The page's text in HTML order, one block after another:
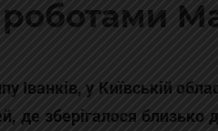
Іванків, у Київській
де зберігалося близько